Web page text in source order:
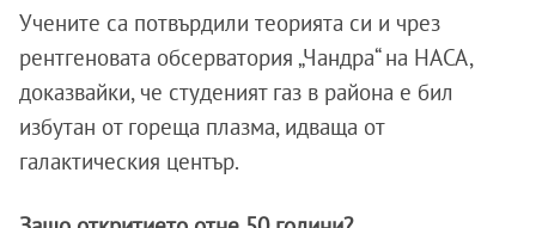
Учените са потвърдили теорията си и чрез
рентгеновата обсерватория „Чандра“ на НАСА,
доказвайки, че студеният газ в района е бил
избутан от гореща плазма, идваща от
галактическия център.